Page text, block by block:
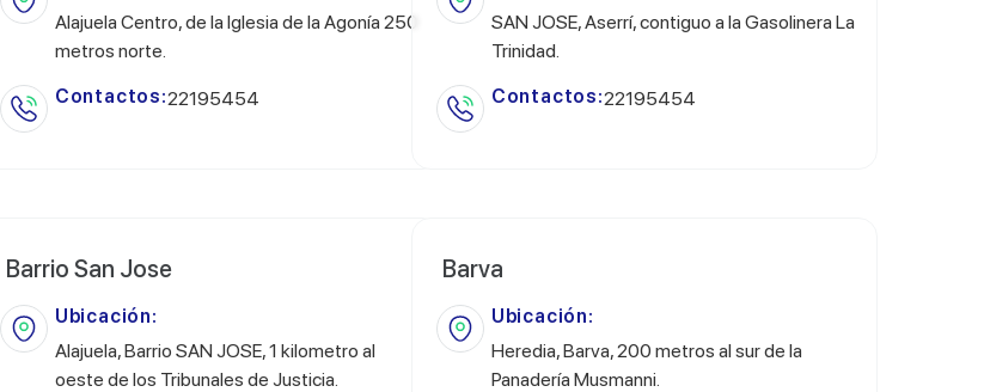
Alajuela Centro, de la Iglesia de la Agonía 250
metros norte.
Contactos:22195454
SAN JOSE, Aserrí, contiguo a la Gasolinera La
Trinidad.
Contactos:22195454
Barrio San Jose
Ubicación:
Alajuela, Barrio SAN JOSE, 1 kilometro al
oeste de los Tribunales de Justicia.
Barva
Ubicación:
Heredia, Barva, 200 metros al sur de la
Panadería Musmanni.